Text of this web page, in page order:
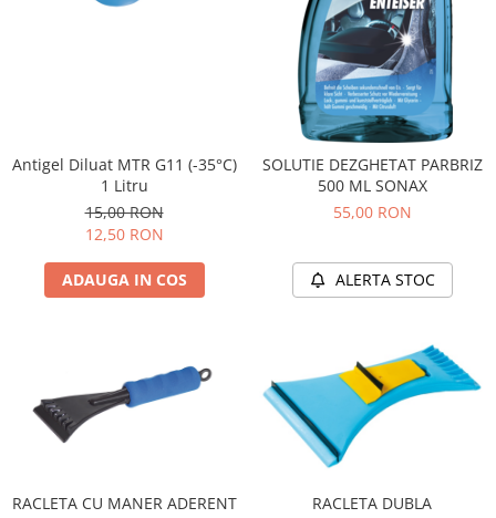
Antigel Diluat MTR G11 (-35°C)
1 Litru
15,00 RON
12,50 RON
ADAUGA IN COS
SOLUTIE DEZGHETAT PARBRIZ
500 ML SONAX
55,00 RON
ALERTA STOC
RACLETA CU MANER ADERENT
RACLETA DUBLA